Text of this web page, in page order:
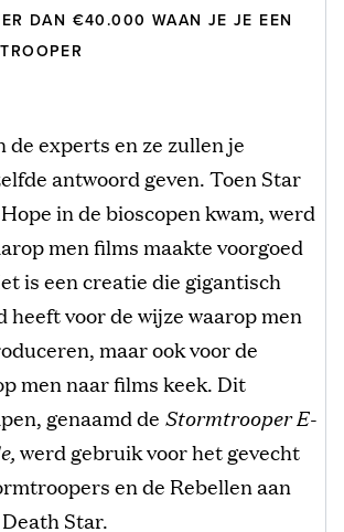
DAN €40.000 WAAN JE JE EEN
de experts en ze zullen je
antwoord geven. Toen Star
in de bioscopen kwam, werd
men films maakte voorgoed
is een creatie die gigantisch
heeft voor de wijze waarop men
maar ook voor de
men naar films keek. Dit
genaamd de Stormtrooper E-
werd gebruik voor het gevecht
en de Rebellen aan
Star.